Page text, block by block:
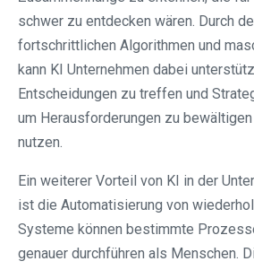
schwer zu entdecken wären. Durch
fortschrittlichen Algorithmen und
kann KI Unternehmen dabei
Entscheidungen zu treffen und
um Herausforderungen zu bewältigen
nutzen.
Ein weiterer Vorteil von KI in der
ist die Automatisierung von
Systeme können bestimmte
genauer durchführen als Menschen.